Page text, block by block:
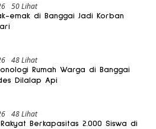
50 Lihat
emak di Banggai Jadi Korban
48 Lihat
Rumah Warga di Banggai
Dilalap Api
48 Lihat
Berkapasitas 2.000 Siswa di